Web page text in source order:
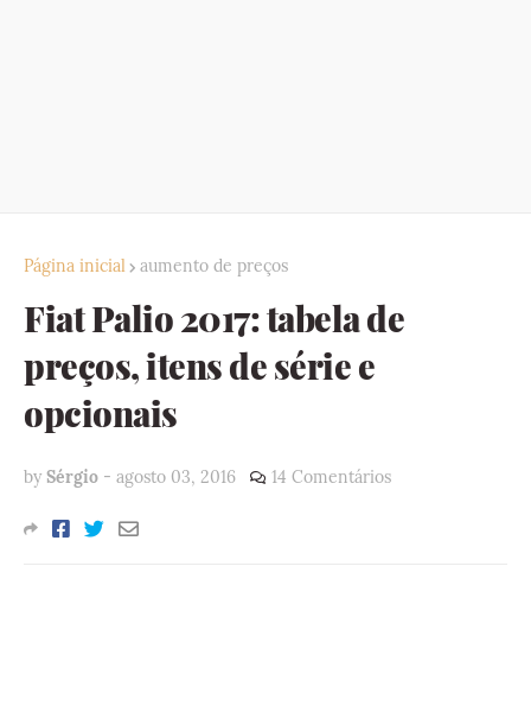
Página inicial aumento de preços
Fiat Palio 2017: tabela de
preços, itens de série e
opcionais
by Sérgio - agosto 03, 2016 14 Comentários